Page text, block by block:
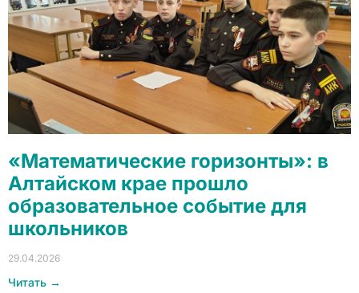
«Математические горизонты»: в
Алтайском крае прошло
образовательное событие для
школьников
29.04.2026
Читать →